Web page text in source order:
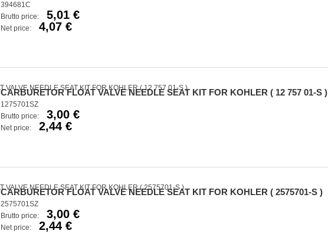
394681C
Brutto price:
5,01 €
Net price: 4,07 €
CARBURETOR FLOAT VALVE NEEDLE SEAT KIT FOR KOHLER ( 12 757 01-S )
1275701SZ
Brutto price:
3,00 €
Net price: 2,44 €
CARBURETOR FLOAT VALVE NEEDLE SEAT KIT FOR KOHLER ( 2575701-S )
2575701SZ
Brutto price:
3,00 €
Net price: 2,44 €